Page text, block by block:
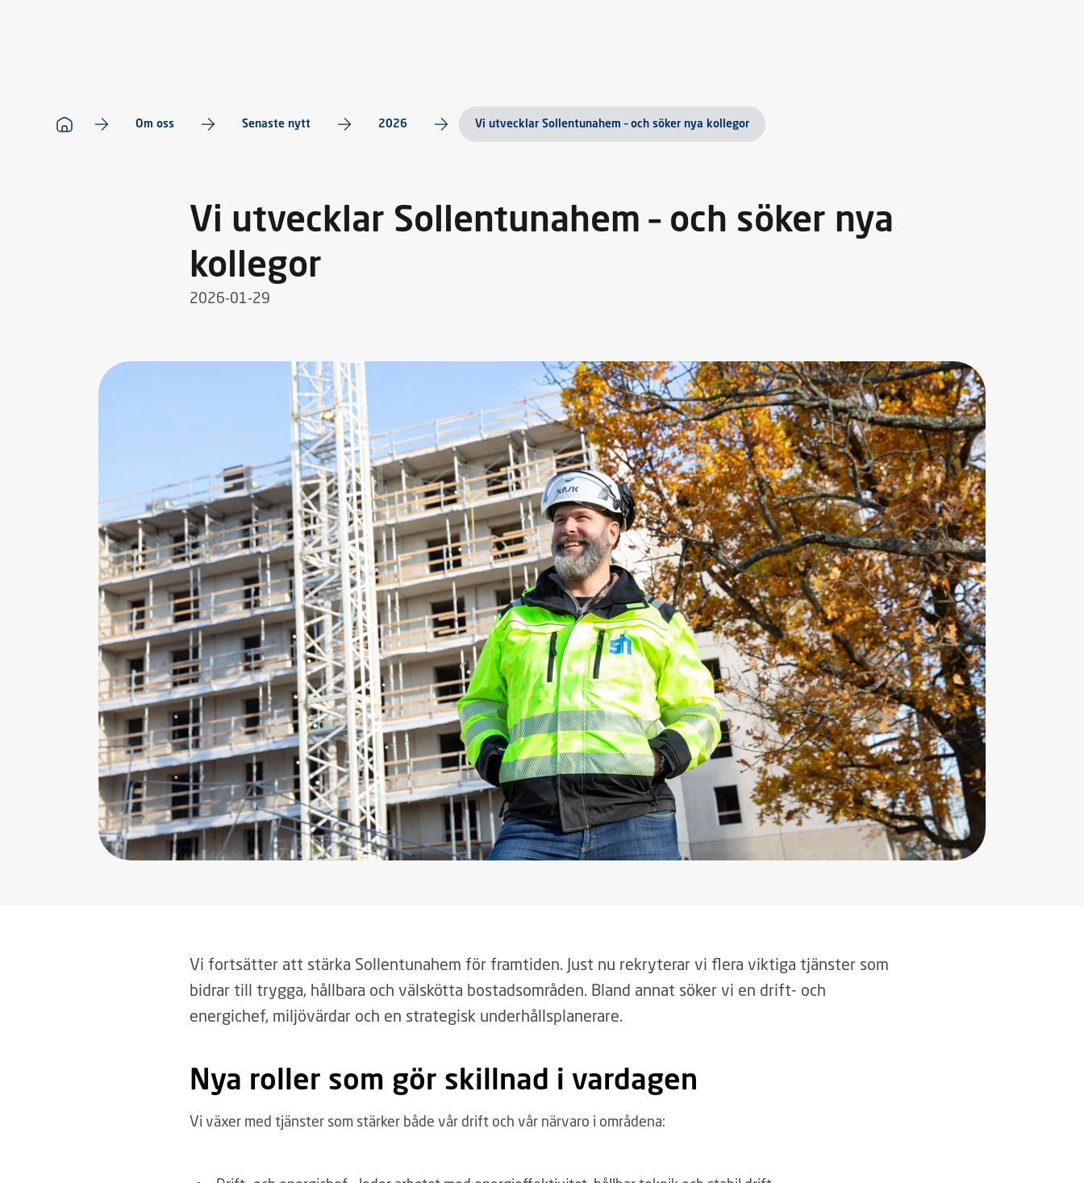
Om oss Senaste nytt 2026 Vi utvecklar Sollentunahem – och söker nya kollegor
Vi utvecklar Sollentunahem – och söker nya
kollegor
2026-01-29
Vi fortsätter att stärka Sollentunahem för framtiden. Just nu rekryterar vi flera viktiga tjänster som
bidrar till trygga, hållbara och välskötta bostadsområden. Bland annat söker vi en drift- och
energichef, miljövärdar och en strategisk underhållsplanerare.
Nya roller som gör skillnad i vardagen
Vi växer med tjänster som stärker både vår drift och vår närvaro i områdena: